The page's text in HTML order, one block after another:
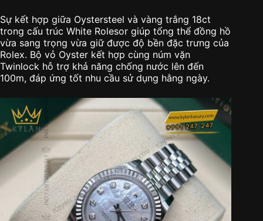
Sự kết hợp giữa Oystersteel và vàng trắng 18ct
trong cấu trúc White Rolesor giúp tổng thể đồng hồ
vừa sang trọng vừa giữ được độ bền đặc trưng của
Rolex. Bộ vỏ Oyster kết hợp cùng núm vặn
Twinlock hỗ trợ khả năng chống nước lên đến
100m, đáp ứng tốt nhu cầu sử dụng hằng ngày.